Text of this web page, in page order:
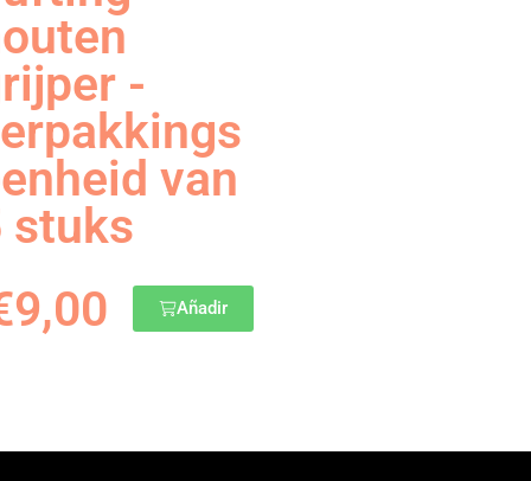
-
van
stuks
9,00 Añadir